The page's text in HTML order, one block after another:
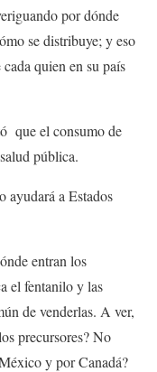
por dónde
se distribuye; y eso
quien en su país
que el consumo de
pública.
ayudará a Estados
entran los
el fentanilo y las
de venderlas. A ver,
precursores? No
y por Canadá?